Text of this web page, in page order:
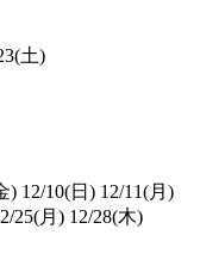
土)
) 12/10(日) 12/11(月)
25(月) 12/28(木)